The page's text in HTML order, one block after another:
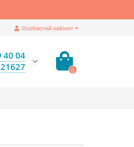
Особистий кабінет
40 04
0